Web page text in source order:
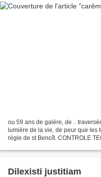
ou 59 ans de galère, de ..
lumière de la vie, de peur que les
règle de st Benoît. CONTROLE
Dilexisti justitiam